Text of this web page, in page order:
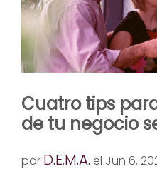
Cuatro tips
de tu negocio
por D.E.M.A. el Jun 6,